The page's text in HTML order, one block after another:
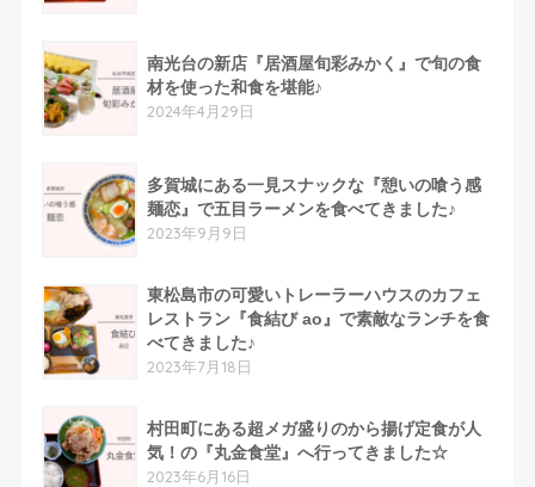
南光台の新店『居酒屋旬彩みかく』で旬の食
材を使った和食を堪能♪
2024年4月29日
多賀城にある一見スナックな『憩いの喰う感
麺恋』で五目ラーメンを食べてきました♪
2023年9月9日
東松島市の可愛いトレーラーハウスのカフェ
レストラン『食結び ao』で素敵なランチを食
べてきました♪
2023年7月18日
村田町にある超メガ盛りのから揚げ定食が人
気！の『丸金食堂』へ行ってきました☆
2023年6月16日